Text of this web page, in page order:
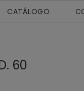
CATÁLOGO
60